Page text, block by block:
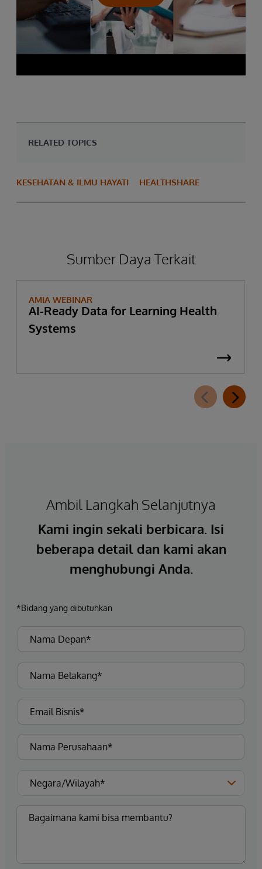
RELATED TOPICS
KESEHATAN & ILMU HAYATI HEALTHSHARE
Sumber Daya Terkait
AMIA WEBINAR
AI-Ready Data for Learning Health
Systems
Ambil Langkah Selanjutnya
Kami ingin sekali berbicara. Isi
beberapa detail dan kami akan
menghubungi Anda.
*Bidang yang dibutuhkan